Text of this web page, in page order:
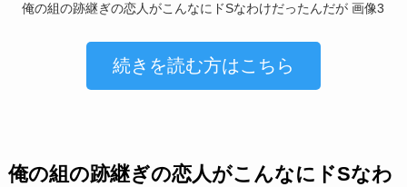
俺の組の跡継ぎの恋人がこんなにドSなわけだったんだが 画像3
続きを読む方はこちら
俺の組の跡継ぎの恋人がこんなにドSなわ